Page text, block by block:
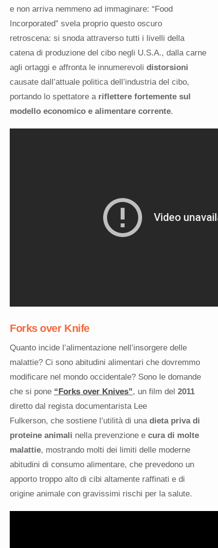
e non arriva nemmeno ad immaginare: “Food
Incorporated” svela proprio questo oscuro
retroscena: si snoda attraverso tutti i livelli della
catena di produzione del cibo negli U.S.A., dalla carne
agli ortaggi e affronta le innumerevoli distorsioni
causate dall’attuale politica dell’industria del cibo,
portando lo spettatore a riflettere fortemente sul
modello economico e alimentare corrente.
Forks over Knife
Quanto incide l’alimentazione nell’insorgere delle
malattie? Ci sono abitudini alimentari che dovremmo
modificare nel mondo occidentale? Sono le domande
che si pone “Forks over Knives”, un film del 2011
diretto dal regista documentarista Lee
Fulkerson, che sostiene l’utilità di una dieta priva di
proteine animali nella prevenzione e cura di molte
malattie, mostrando molti dei limiti delle moderne
abitudini di consumo alimentare, che prevedono un
apporto troppo alto di cibi altamente raffinati e di
origine animale con gravissimi rischi per la salute.